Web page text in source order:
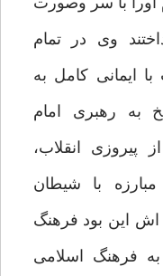
وی در تمام
ایمانی کامل به
به رهبری امام
انقلاب،
با شیطان
اش این بود فرهنگ
فرهنگ اسلامی